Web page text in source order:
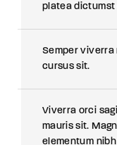
platea dictumst
Semper viverra
cursus sit.
Viverra orci
mauris sit.
elementum